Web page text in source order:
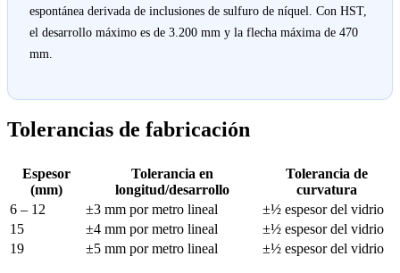
espontánea derivada de inclusiones de sulfuro de níquel. Con HST,
el desarrollo máximo es de 3.200 mm y la flecha máxima de 470
mm.
Tolerancias de fabricación
Espesor
(mm)
Tolerancia en
longitud/desarrollo
Tolerancia de
curvatura
6 – 12
±3 mm por metro lineal
±½ espesor del vidrio
15
±4 mm por metro lineal
±½ espesor del vidrio
19
±5 mm por metro lineal ±½ espesor del vidrio